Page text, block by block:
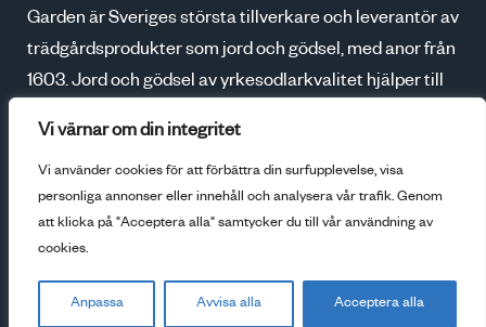
Vi värnar om din integritet
Vi använder cookies för att förbättra din surfupplevelse, visa
personliga annonser eller innehåll och analysera vår trafik. Genom
att klicka på "Acceptera alla" samtycker du till vår användning av
cookies.
Anpassa Avvisa alla Acceptera alla
Garden är Sveriges största tillverkare och leverantör av
trädgårdsprodukter som jord och gödsel, med anor från
1603. Jord och gödsel av yrkesodlarkvalitet hjälper till
vi för en bättre framtid.
Gå till Hasselfors